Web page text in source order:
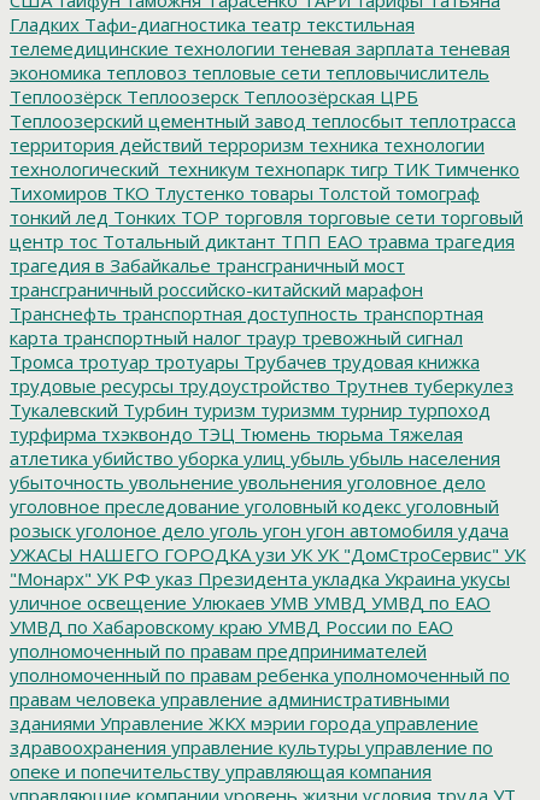
Гладких Тафи-диагностика театр текстильная
телемедицинские технологии теневая зарплата теневая
экономика тепловоз тепловые сети тепловычислитель
Теплоозёрск Теплоозерск Теплоозёрская ЦРБ
Теплоозерский цементный завод теплосбыт теплотрасса
территория действий терроризм техника технологии
технологический_техникум технопарк тигр ТИК Тимченко
Тихомиров ТКО Тлустенко товары Толстой томограф
тонкий лед Тонких ТОР торговля торговые сети торговый
центр тос Тотальный диктант ТПП ЕАО травма трагедия
трагедия в Забайкалье трансграничный мост
трансграничный российско-китайский марафон
Транснефть транспортная доступность транспортная
карта транспортный налог траур тревожный сигнал
Тромса тротуар тротуары Трубачев трудовая книжка
трудовые ресурсы трудоустройство Трутнев туберкулез
Тукалевский Турбин туризм туризмм турнир турпоход
турфирма тхэквондо ТЭЦ Тюмень тюрьма Тяжелая
атлетика убийство уборка улиц убыль убыль населения
убыточность увольнение увольнения уголовное дело
уголовное преследование уголовный кодекс уголовный
розыск уголоное дело уголь угон угон автомобиля удача
УЖАСЫ НАШЕГО ГОРОДКА узи УК УК "ДомСтроСервис" УК
"Монарх" УК РФ указ Президента укладка Украина укусы
уличное освещение Улюкаев УМВ УМВД УМВД по ЕАО
УМВД по Хабаровскому краю УМВД России по ЕАО
уполномоченный по правам предпринимателей
уполномоченный по правам ребенка уполномоченный по
правам человека управление административными
зданиями Управление ЖКХ мэрии города управление
здравоохранения управление культуры управление по
опеке и попечительству управляющая компания
управляющие компании уровень жизни условия труда УТ